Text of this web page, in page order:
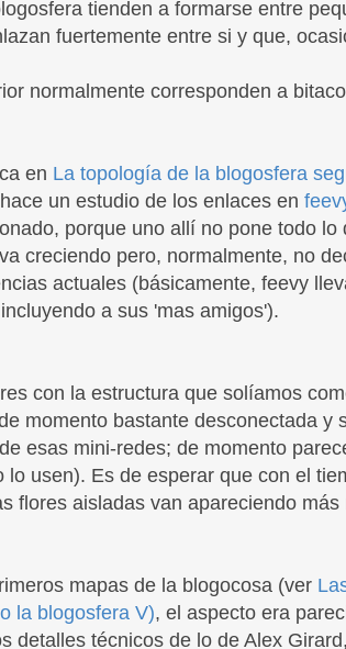
tienden a formarse entre
fuertemente entre si y que,
normalmente corresponden a
en La topología de la blogosfera
un estudio de los enlaces en
porque uno allí no pone todo
creciendo pero, normalmente, no
actuales (básicamente, feevy
a sus 'mas amigos').
con la estructura que solíamos
momento bastante desconectada y
esas mini-redes; de momento
lo usen). Es de esperar que con el
flores aisladas van apareciendo
mapas de la blogocosa (ver
la blogosfera V), el aspecto era
detalles técnicos de lo de Alex